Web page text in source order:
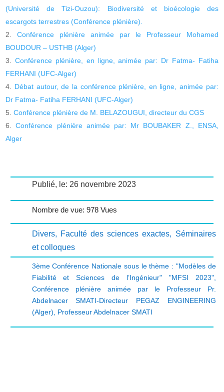
(Université de Tizi-Ouzou): Biodiversité et bioécologie des
escargots terrestres (Conférence plénière).
Conférence plénière animée par le Professeur Mohamed
BOUDOUR – USTHB (Alger)
Conférence plénière, en ligne, animée par: Dr Fatma- Fatiha
FERHANI (UFC-Alger)
Débat autour, de la conférence plénière, en ligne, animée par:
Dr Fatma- Fatiha FERHANI (UFC-Alger)
Conférence plénière de M. BELAZOUGUI, directeur du CGS
Conférence plénière animée par: Mr BOUBAKER Z., ENSA,
Alger
Publié, le: 26 novembre 2023
Nombre de vue: 978 Vues
Divers, Faculté des sciences exactes, Séminaires
et colloques
3ème Conférence Nationale sous le thème : "Modèles de
Fiabilité et Sciences de l’Ingénieur" "MFSI 2023",
Conférence plénière animée par le Professeur Pr.
Abdelnacer SMATI-Directeur PEGAZ ENGINEERING
(Alger)
Professeur Abdelnacer SMATI